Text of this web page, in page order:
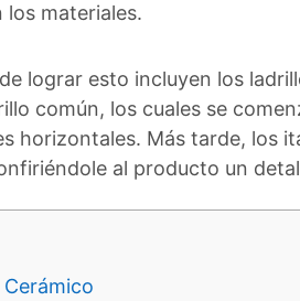
los materiales.
lograr esto incluyen los
común, los cuales se
horizontales. Más tarde, los
al producto un